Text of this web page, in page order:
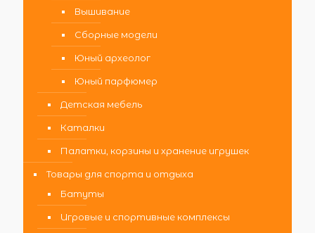
Вышивание
Сборные модели
Юный археолог
Юный парфюмер
Детская мебель
Каталки
Палатки, корзины и хранение игрушек
Товары для спорта и отдыха
Батуты
Игровые и спортивные комплексы